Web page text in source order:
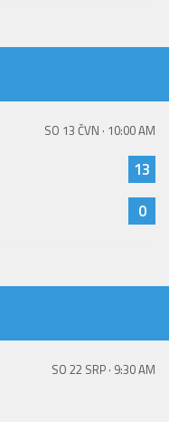
SO 13 ČVN · 10:00 AM
13
0
SO 22 SRP · 9:30 AM